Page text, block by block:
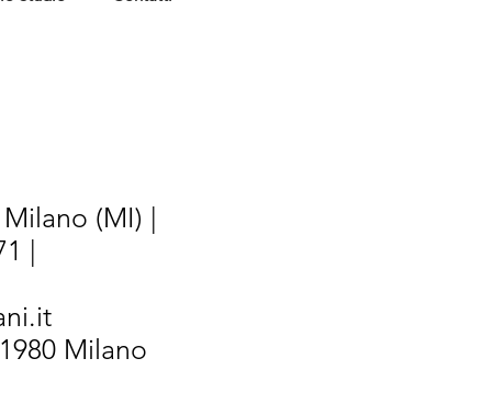
(MI) |
|
Milano